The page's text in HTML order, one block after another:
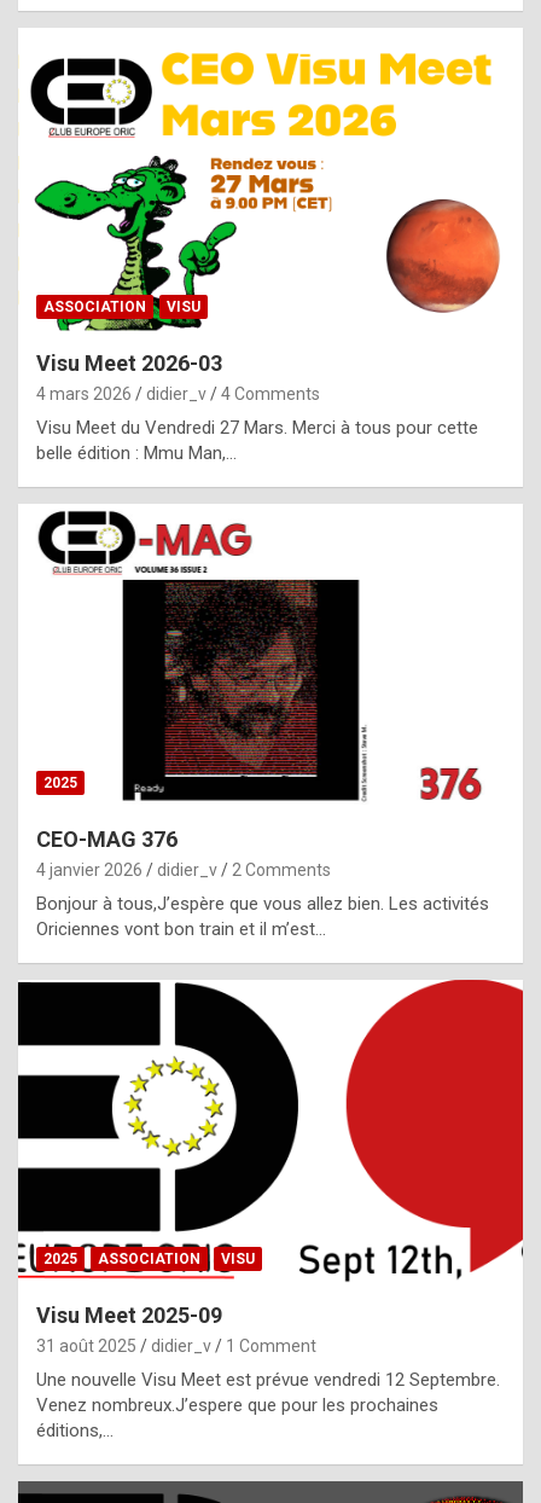
u
i
n
e
R
o
p
l
c
h
i
s
t
o
r
p
e
c
i
l
,
g
h
t
f
ASSOCIATION VISU
Visu Meet 2026-03
4 mars 2026 didier_v 4 Comments
Visu Meet du Vendredi 27 Mars. Merci à tous pour cette
belle édition : Mmu Man,…
2025
CEO-MAG 376
4 janvier 2026 didier_v 2 Comments
Bonjour à tous,J’espère que vous allez bien. Les activités
Oriciennes vont bon train et il m’est…
2025 ASSOCIATION VISU
Visu Meet 2025-09
31 août 2025 didier_v 1 Comment
Une nouvelle Visu Meet est prévue vendredi 12 Septembre.
Venez nombreux.J’espere que pour les prochaines
éditions,…